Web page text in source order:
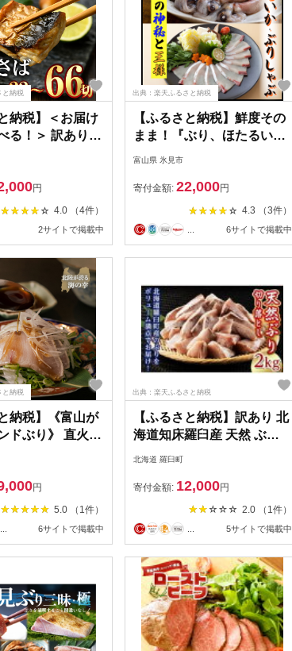
と納税
納税】＜お届け
る！＞ 訳あり
(計22切・2切入
おつまみ 小分
鯖 切り身 骨取り
調理 自然解凍
惣菜 焼き魚 塩
ますシリーズ
DL32】【鶴見食
円
4.0 （4件）
2サイトで掲載中
出典：楽天ふるさと納税
【ふるさと納税】鮮度その
まま！『ぶり、ほたるい
か』生冷凍セット
富山県 氷見市
寄付金額:22,000円
4.3 （3件）
6サイトで掲載中
と納税
納税】《富山が
ドぶり》 直火で
寒ぶりのたたき
円
5.0 （1件）
6サイトで掲載中
出典：楽天ふるさと納税
【ふるさと納税】訳あり 北
海道知床羅臼産 天然 ぶり
切り落とし（加熱用）
支援 応援
北海道 羅臼町
寄付金額: 12,000円
2.0 （1件）
5サイトで掲載中